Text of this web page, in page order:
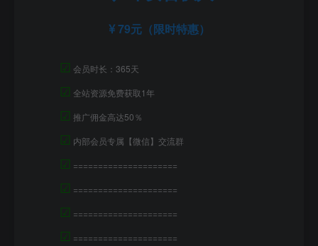
79元（限时特惠）
☑ 会员时长：365天
☑ 全站资源免费获取1年
☑ 推广佣金高达50％
☑ 内部会员专属【微信】交流群
☑ =====================
☑ =====================
☑ =====================
☑ =====================